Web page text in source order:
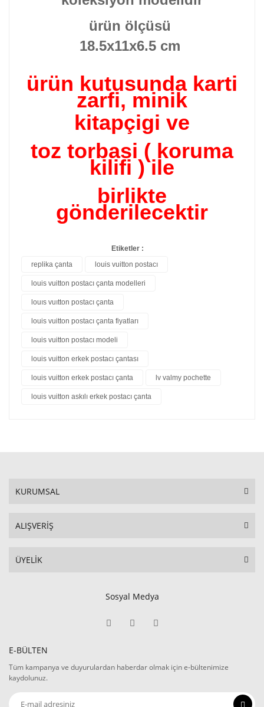
ürün ölçüsü
18.5x11x6.5 cm
ürün kutusunda karti
zarfi, minik
kitapçigi ve
toz torbasi ( koruma
kilifi ) ile
birlikte
gönderilecektir
Etiketler :
replika çanta
louis vuitton postacı
louis vuitton postacı çanta modelleri
louıs vuıtton postacı çanta
louis vuitton postacı çanta fiyatları
louis vuitton postacı modeli
louis vuitton erkek postacı çantası
louis vuitton erkek postacı çanta lv valmy pochette
louis vuitton askılı erkek postacı çanta
KURUMSAL
ALIŞVERİŞ
ÜYELİK
Sosyal Medya
E-BÜLTEN
Tüm kampanya ve duyurulardan haberdar olmak için e-bültenimize
kaydolunuz.